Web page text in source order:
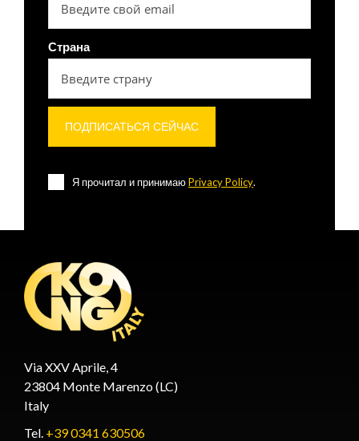
Страна
Я прочитал и принимаюPrivacy Policy.
Via XXV Aprile, 4
23804 Monte Marenzo (LC)
Italy
Tel. +39 0341 630506